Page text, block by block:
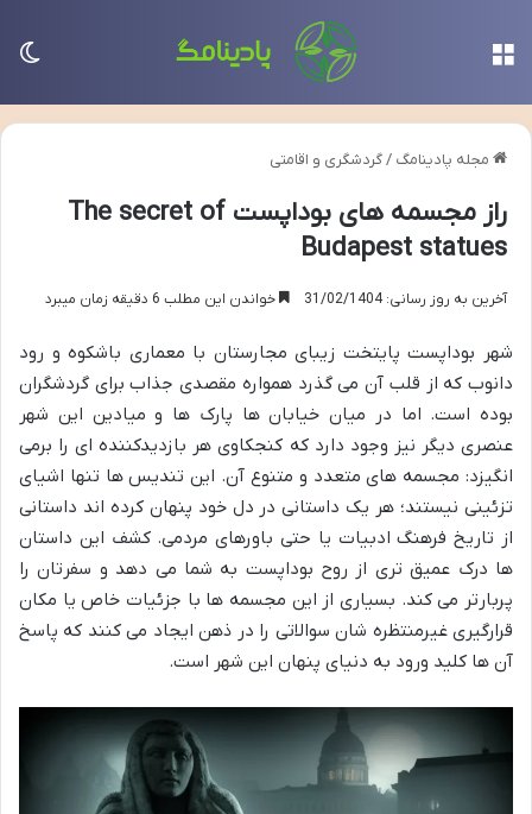
مجله پادینامگ /گردشگری و اقامتی
راز مجسمه های بوداپست The secret of
Budapest statues
آخرین به روز رسانی: 31/02/1404 خواندن این مطلب 6 دقیقه زمان میبرد
شهر بوداپست پایتخت زیبای مجارستان با معماری باشکوه و رود
دانوب که از قلب آن می گذرد همواره مقصدی جذاب برای گردشگران
بوده است. اما در میان خیابان ها پارک ها و میادین این شهر
عنصری دیگر نیز وجود دارد که کنجکاوی هر بازدیدکننده ای را برمی
انگیزد: مجسمه های متعدد و متنوع آن. این تندیس ها تنها اشیای
تزئینی نیستند؛ هر یک داستانی در دل خود پنهان کرده اند داستانی
از تاریخ فرهنگ ادبیات یا حتی باورهای مردمی. کشف این داستان
ها درک عمیق تری از روح بوداپست به شما می دهد و سفرتان را
پربارتر می کند. بسیاری از این مجسمه ها با جزئیات خاص یا مکان
قرارگیری غیرمنتظره شان سوالاتی را در ذهن ایجاد می کنند که پاسخ
آن ها کلید ورود به دنیای پنهان این شهر است.